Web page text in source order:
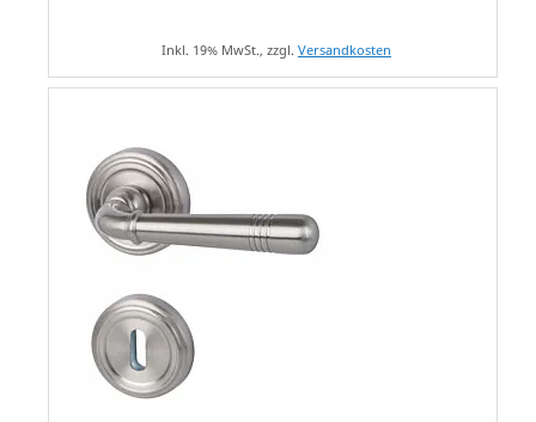
Inkl. 19% MwSt., zzgl. Versandkosten